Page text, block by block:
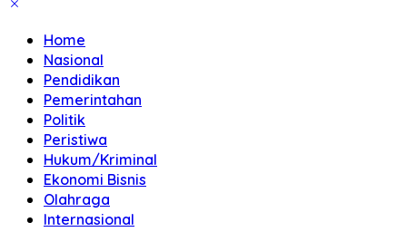
Home
Nasional
Pendidikan
Pemerintahan
Politik
Peristiwa
Hukum/Kriminal
Ekonomi Bisnis
Olahraga
Internasional